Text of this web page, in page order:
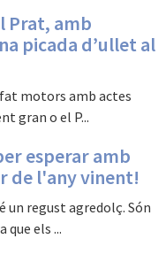
Prat, amb
picada d’ullet al
motors amb actes
gran o el P...
esperar amb
de l'any vinent!
un regust agredolç. Són
que els ...